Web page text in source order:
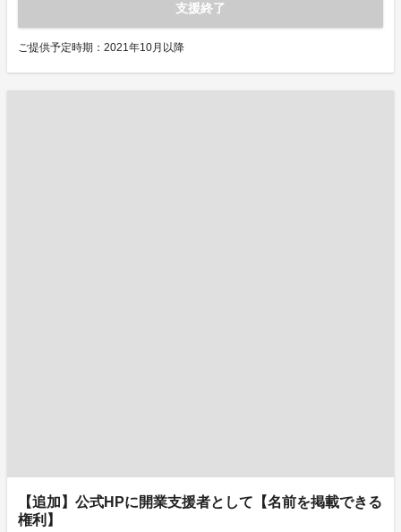
支援終了
ご提供予定時期：2021年10月以降
【追加】公式HPに開業支援者として【名前を掲載できる
権利】